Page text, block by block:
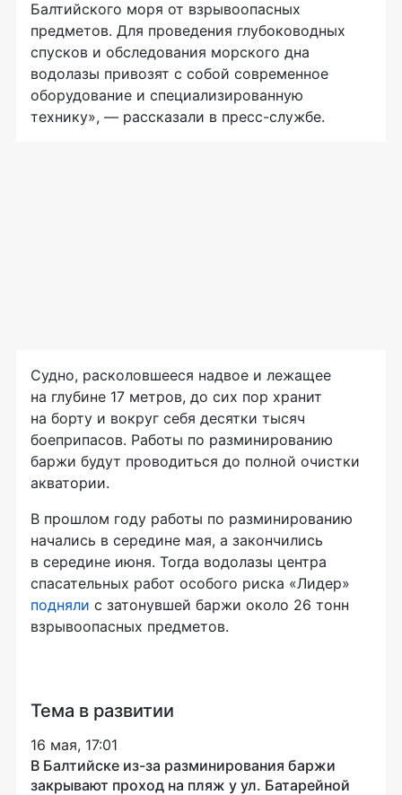
Балтийского моря от взрывоопасных
предметов. Для проведения глубоководных
спусков и обследования морского дна
водолазы привозят с собой современное
оборудование и специализированную
технику», — рассказали в пресс-службе.
Судно, расколовшееся надвое и лежащее
на глубине 17 метров, до сих пор хранит
на борту и вокруг себя десятки тысяч
боеприпасов. Работы по разминированию
баржи будут проводиться до полной очистки
акватории.
В прошлом году работы по разминированию
начались в середине мая, а закончились
в середине июня. Тогда водолазы центра
спасательных работ особого риска «Лидер»
подняли с затонувшей баржи около 26 тонн
взрывоопасных предметов.
Тема в развитии
16 мая, 17:01
В Балтийске из-за разминирования баржи
закрывают проход на пляж у ул. Батарейной